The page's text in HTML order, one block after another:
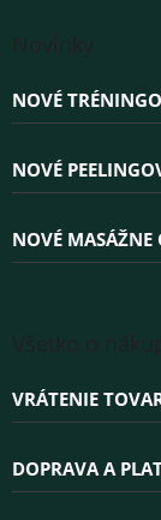
NOVÉ
NOVÉ
NOVÉ MASÁŽNE
VRÁTENIE
DOPRAVA A